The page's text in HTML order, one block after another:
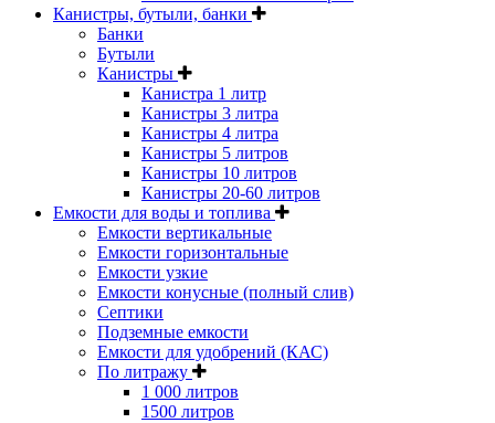
Канистры, бутыли, банки
Банки
Бутыли
Канистры
Канистра 1 литр
Канистры 3 литра
Канистры 4 литра
Канистры 5 литров
Канистры 10 литров
Канистры 20-60 литров
Емкости для воды и топлива
Емкости вертикальные
Емкости горизонтальные
Емкости узкие
Емкости конусные (полный слив)
Септики
Подземные емкости
Емкости для удобрений (КАС)
По литражу
1 000 литров
1500 литров